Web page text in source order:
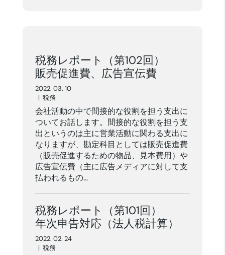
税務レポート（第102回）
販売促進費、広告宣伝費
2022. 03. 10
| 税務
会社活動の中で間接的な役割を担う支出に
ついてお話します。間接的な役割を担う支
出というのは主に営業活動に関わる支出に
なりますが、勘定科目としては販売促進費
（販売促進するための物品、見本費用）や
広告宣伝費（主に広告メディアに対して支
払われるもの...
税務レポート（第101回）
年次申告対応（法人税計算）
2022. 02. 24
| 税務